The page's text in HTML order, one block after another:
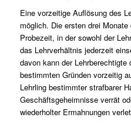
Eine vorzeitige Auflösung des
möglich. Die ersten drei
Probezeit, in der sowohl der
das Lehrverhältnis jederzeit
davon kann der Lehrberechtigte
bestimmten Gründen vorzeitig
Lehrling bestimmter strafbarer
Geschäftsgeheimnisse verrät
wiederholter Ermahnungen